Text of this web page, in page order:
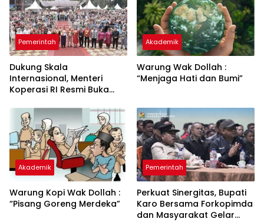
Pemerintah
Dukung Skala
Internasional, Menteri
Koperasi RI Resmi Buka
Karo 2026
Akademik
Warung Wak Dollah :
“Menjaga Hati dan Bumi”
Akademik
Warung Kopi Wak Dollah :
“Pisang Goreng Merdeka”
Pemerintah
Perkuat Sinergitas, Bupati
Karo Bersama Forkopimda
dan Masyarakat Gelar